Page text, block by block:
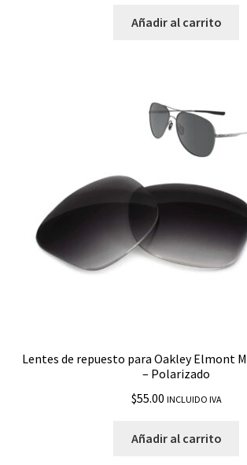
Añadir al carrito
Lentes de repuesto para Oakley Elmont
– Polarizado
$55.00 INCLUIDO IVA
Añadir al carrito